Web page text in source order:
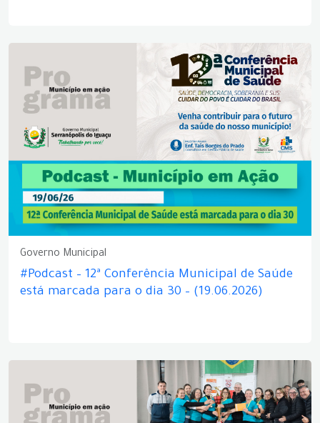
Governo Municipal
#Podcast – 12ª Conferência Municipal de Saúde
está marcada para o dia 30 – (19.06.2026)